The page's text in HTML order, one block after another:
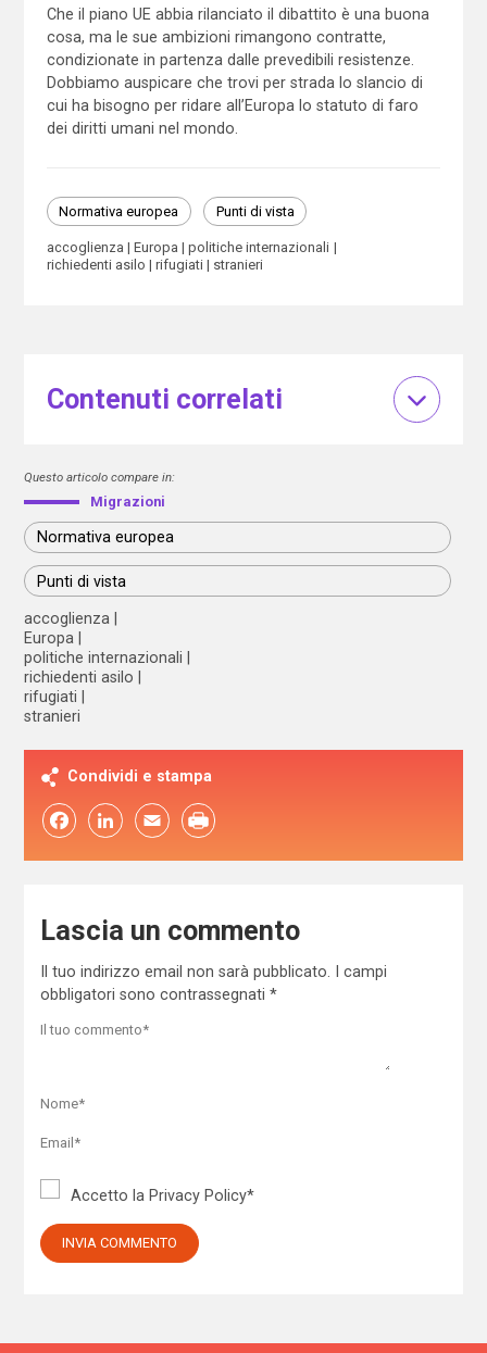
Che il piano UE abbia rilanciato il dibattito è una buona
cosa, ma le sue ambizioni rimangono contratte,
condizionate in partenza dalle prevedibili resistenze.
Dobbiamo auspicare che trovi per strada lo slancio di
cui ha bisogno per ridare all’Europa lo statuto di faro
dei diritti umani nel mondo.
Normativa europea Punti di vista
accoglienza Europa
politiche internazionali
richiedenti asilo
rifugiati stranieri
Contenuti correlati
Questo articolo compare in:
Migrazioni
Normativa europea
Punti di vista
accoglienza
Europa
politiche internazionali
richiedenti asilo
rifugiati
stranieri
Condividi e stampa
FacebookLinkedIn Email
Lascia un commento
Il tuo indirizzo email non sarà pubblicato.
I campi
obbligatori sono contrassegnati *
Accetto la Privacy Policy*